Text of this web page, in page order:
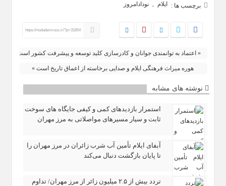
برچسب ها : ایلام , نودادامروز
https://nodademrooz.ir/?p=31854
« اعتماد به توانمندی جوانان و کادرسازی کلید توسعه و پیشرفت کشور است
هوره میراث فرهنگی ایلام و صدایی برخاسته از اعماق تاریخ است »
نوشته های مشابه
استمرار بازدیدهای کمی و کیفی جایگاه‌ های سوخت
ثابت و سیار مسیرهای مواصلاتی به مرز مهران
آبفای ایلام تأمین آب شرب زائران در مرز مهران را
تا پایان بازگشت دنبال می‌کند
تردد بیش از ۲.۵ میلیون زائر از مرز مهران/ تداوم